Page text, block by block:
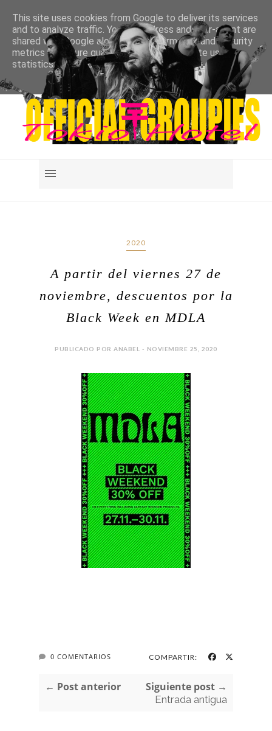
2020
A partir del viernes 27 de
noviembre, descuentos por la
Black Week en MDLA
PUBLICADO POR ANABEL - NOVIEMBRE 25, 2020
0 COMENTARIOS COMPARTIR:
← Post anterior Siguiente post →
Entrada antigua
This site uses cookies from Google to deliver its services
and to analyze traffic. Your IP address and user-agent are
shared with Google along with performance and security
metrics to ensure quality of service, generate usage
statistics, and to detect and address abuse.
LEARN MORE GOT IT